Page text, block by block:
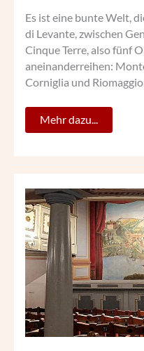
Es ist eine bunte Welt,
di Levante, zwischen
Cinque Terre, also fünf
aneinanderreihen:
Corniglia und
Mehr dazu...
DAS
STADTTHEATER
GREIN